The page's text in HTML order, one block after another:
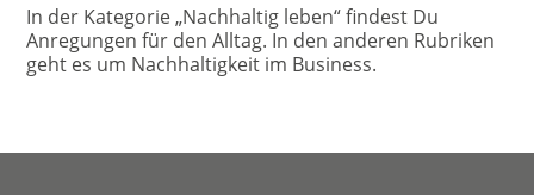
In der Kategorie „Nachhaltig leben“ findest Du
Anregungen für den Alltag. In den anderen Rubriken
geht es um Nachhaltigkeit im Business.